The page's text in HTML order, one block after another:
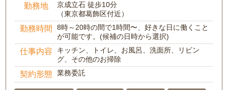
勤務地
京成立石 徒歩10分
（東京都葛飾区付近）
勤務時間
8時～20時の間で1時間〜、好きな日に働くこと
が可能です。(候補の日時から選択)
仕事内容
キッチン、トイレ、お風呂、洗面所、リビン
グ、その他のお掃除
契約形態 業務委託